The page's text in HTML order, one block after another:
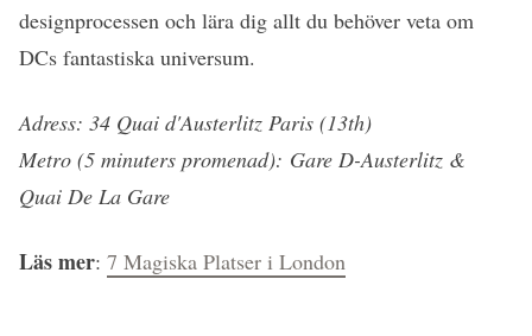
designprocessen och lära dig allt du behöver veta om
DCs fantastiska universum.
Adress: 34 Quai d'Austerlitz Paris (13th)
Metro (5 minuters promenad): Gare D-Austerlitz &
Quai De La Gare
Läs mer: 7 Magiska Platser i London